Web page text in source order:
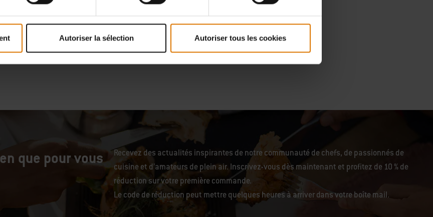
Autoriser la sélection Autoriser tous les cookies
que pour vous
Recevez des actualités inspirantes de notre communauté de chefs, de passionnés de
cuisine et d’amateurs de plein air. Inscrivez-vous dès maintenant et profitez de 10 % de
réduction sur votre première commande.
Le code de réduction peut mettre quelques heures à arriver dans votre boîte mail.